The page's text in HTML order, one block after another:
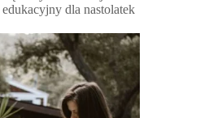
dla nastolatek